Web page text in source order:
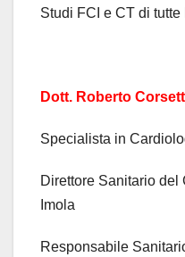
Studi FCI e CT di
Dott. Roberto
Specialista in
Direttore Sanitario del
Imola
Responsabile